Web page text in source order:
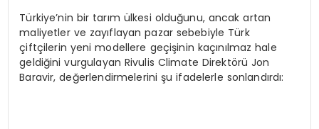
Türkiye’nin bir tarım ülkesi olduğunu, ancak artan
maliyetler ve zayıflayan pazar sebebiyle Türk
çiftçilerin yeni modellere geçişinin kaçınılmaz hale
geldiğini vurgulayan Rivulis Climate Direktörü Jon
Baravir, değerlendirmelerini şu ifadelerle sonlandırdı: